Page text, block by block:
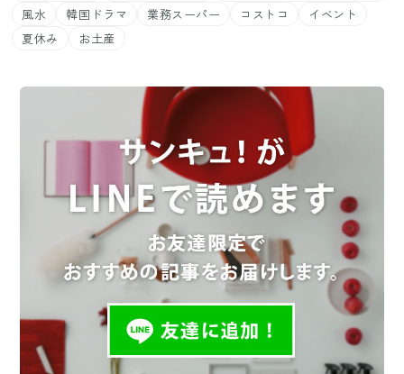
風水
韓国ドラマ 業務スーパー コストコ
イベント
夏休み
お土産